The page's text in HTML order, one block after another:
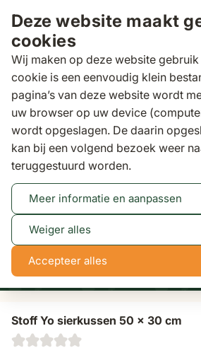
Deze website maakt
cookies
Wij maken op deze website
cookie is een eenvoudig klein
pagina’s van deze website wordt
uw browser op uw device
wordt opgeslagen. De daarin
kan bij een volgend bezoek weer
teruggestuurd worden.
Meer informatie en aanpassen
Weiger alles
Accepteer alles
Zoeken
3 dagen gratis bezorgd
Tuinkussens Stoff Yo
Tot 50% korting
NaN
dagen
NaN NaN
Stoff Yo sierkussen 50 x 30 cm